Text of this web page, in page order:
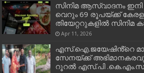
സിനിമ ആസ്വാദനം ഇനി
വെറും 69 രൂപയ്ക്ക്
തിയേറ്ററുകളിൽ സിനിമ
Apr 11, 2026
എസ്.ഐ.ജയേഷിൻ്റെ
സേനയ്ക്ക്
റൂറൽ എസ്.പി